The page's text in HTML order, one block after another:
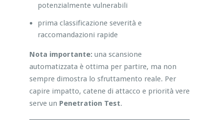
potenzialmente vulnerabili
prima classificazione severità e
raccomandazioni rapide
Nota importante: una scansione
automatizzata è ottima per partire, ma non
sempre dimostra lo sfruttamento reale. Per
capire impatto, catene di attacco e priorità vere
serve un Penetration Test.